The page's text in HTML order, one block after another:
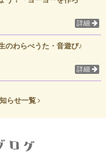
詳細
のわらべうた・音遊び♪
詳細
らせ一覧